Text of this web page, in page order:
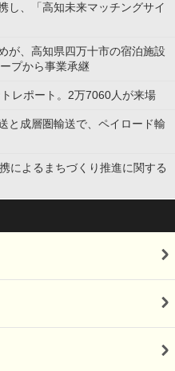
し、「高知未来マッチングサイ
が、高知県四万十市の宿泊施設
プから事業承継
レポート。2万7060人が来場
と成層圏輸送で、ペイロード輸
によるまちづくり推進に関する